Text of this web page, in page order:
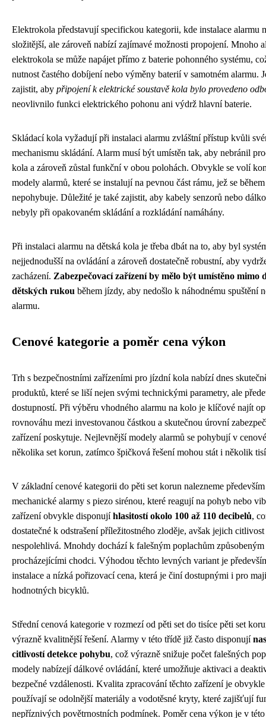
Elektrokola představují specifickou kategorii, kde instalace alarmu
složitější, ale zároveň nabízí zajímavé možnosti propojení. Mnoho
elektrokola se může napájet přímo z baterie pohonného systému,
nutnost častého dobíjení nebo výměny baterií v samotném alarmu.
zajistit, aby připojení k elektrické soustavě kola bylo provedeno
neovlivnilo funkci elektrického pohonu ani výdrž hlavní baterie.
Skládací kola vyžadují při instalaci alarmu zvláštní přístup kvůli
mechanismu skládání. Alarm musí být umístěn tak, aby nebránil
kola a zároveň zůstal funkční v obou polohách. Obvykle se volí
modely alarmů, které se instalují na pevnou část rámu, jež se
nepohybuje. Důležité je také zajistit, aby kabely senzorů nebo
nebyly při opakovaném skládání a rozkládání namáhány.
Při instalaci alarmu na dětská kola je třeba dbát na to, aby byl
nejjednodušší na ovládání a zároveň dostatečně robustní, aby
zacházení. Zabezpečovací zařízení by mělo být umístěno mimo
dětských rukou během jízdy, aby nedošlo k náhodnému spuštění
alarmu.
Cenové kategorie a poměr cena výkon
Trh s bezpečnostními zařízeními pro jízdní kola nabízí dnes
produktů, které se liší nejen svými technickými parametry, ale
dostupností. Při výběru vhodného alarmu na kolo je klíčové najít
rovnováhu mezi investovanou částkou a skutečnou úrovní
zařízení poskytuje. Nejlevnější modely alarmů se pohybují v
několika set korun, zatímco špičková řešení mohou stát i několik
V základní cenové kategorii do pěti set korun nalezneme
mechanické alarmy s piezo sirénou, které reagují na pohyb nebo
zařízení obvykle disponujíhlasitostí okolo 100 až 110 decibelů,
dostatečné k odstrašení příležitostného zloděje, avšak jejich
nespolehlivá. Mnohdy dochází k falešným poplachům způsobeným
procházejícími chodci. Výhodou těchto levných variant je
instalace a nízká pořizovací cena, která je činí dostupnými i pro
hodnotných bicyklů.
Střední cenová kategorie v rozmezí od pěti set do tisíce pěti set
výrazně kvalitnější řešení. Alarmy v této třídě již často disponují
citlivostí detekce pohybu, což výrazně snižuje počet falešných
modely nabízejí dálkové ovládání, které umožňuje aktivaci a
bezpečné vzdálenosti. Kvalita zpracování těchto zařízení je
používají se odolnější materiály a vodotěsné kryty, které zajišťují
nepříznivých povětrnostních podmínek. Poměr cena výkon je v